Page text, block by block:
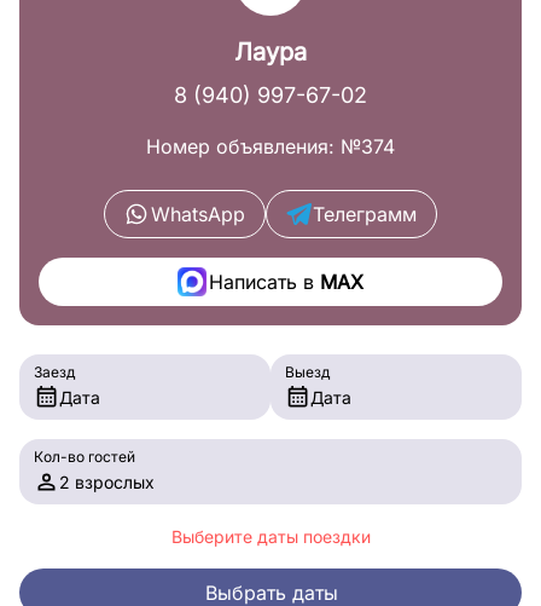
Лаура
8 (940) 997-67-02
Номер объявления: №374
WhatsApp Телеграмм
Написать вMAX
Заезд
Дата
Выезд
Дата
Кол-во гостей
2 взрослых
Выберите даты поездки
Выбрать даты